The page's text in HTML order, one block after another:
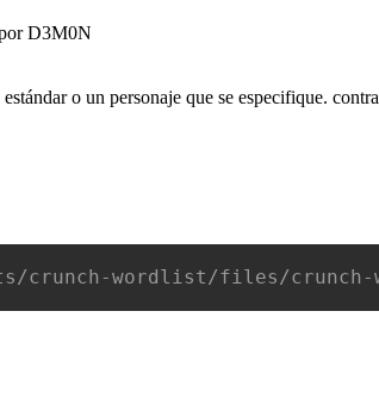
D3M0N
o un personaje que se especifique.
crunch-wordlist/files/